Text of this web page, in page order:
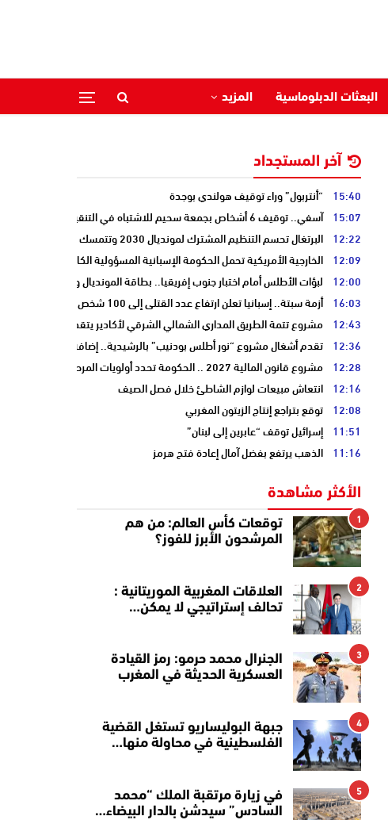
البعثات الدبلوماسية المزيد
آخر المستجداد
15:40 “أنتربول” وراء توقيف هولندي بوجدة
15:07 آسفي.. توقيف 6 أشخاص بجمعة سحيم للاشتباه في التنقيب عن الكنوز .
12:22 البرتغال تحسم التنظيم المشترك لمونديال 2030 وتتمسك بالشراكة مع المغرب وإسبانيا
12:09 الخارجية الأمريكية تحمل الحكومة الإسبانية المسؤولية الكاملة عن أزمة سبتة
12:00 لبؤات الأطلس أمام اختبار جنوب إفريقيا.. بطاقة المونديال ونصف النهائي
16:03 أزمة سبتة.. إسبانيا تعلن ارتفاع عدد القتلى إلى 100 شخص
12:43 مشروع تتمة الطريق المداري الشمالي الشرقي لأكادير يتقدم نحو مرحلة
12:36 تقدم أشغال مشروع “نور أطلس بودنيب” بالرشيدية.. إضافة 33 ميغاوات إلى الشبكة الوطنية
12:28 مشروع قانون المالية 2027 .. الحكومة تحدد أولويات المرحلة المقبلة
12:16 انتعاش مبيعات لوازم الشاطئ خلال فصل الصيف
12:08 توقع بتراجع إنتاج الزيتون المغربي
11:51 إسرائيل توقف “عابرين إلى لبنان”
11:16 الذهب يرتفع بفضل آمال إعادة فتح هرمز
الأكثر مشاهدة
1
توقعات كأس العالم: من هم
المرشحون الأبرز للفوز؟
2
العلاقات المغربية الموريتانية :
تحالف إستراتيجي لا يمكن…
3
الجنرال محمد حرمو: رمز القيادة
العسكرية الحديثة في المغرب
4
جبهة البوليساريو تستغل القضية
الفلسطينية في محاولة منها…
5
في زيارة مرتقبة الملك “محمد
السادس” سيدشن بالدار البيضاء…